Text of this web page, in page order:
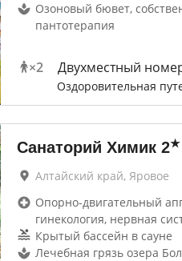
Озоновый бювет,
пантотерапия
×2 Двухместный
Оздоровительная
Санаторий Химик 2★
Алтайский край, Яровое
Опорно-двигательный
гинекология, нервная
Крытый бассейн в сауне
Лечебная грязь озера